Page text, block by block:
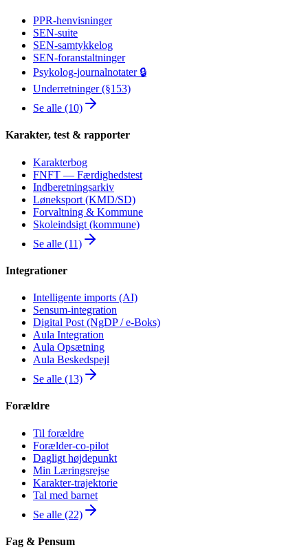
PPR-henvisninger
SEN-suite
SEN-samtykkelog
SEN-foranstaltninger
Psykolog-journalnotater 🔒
Underretninger (§153)
Se alle (10)
Karakter, test & rapporter
Karakterbog
FNFT — Færdighedstest
Indberetningsarkiv
Løneksport (KMD/SD)
Forvaltning & Kommune
Skoleindsigt (kommune)
Se alle (11)
Integrationer
Intelligente imports (AI)
Sensum-integration
Digital Post (NgDP / e-Boks)
Aula Integration
Aula Opsætning
Aula Beskedspejl
Se alle (13)
Forældre
Til forældre
Forælder-co-pilot
Dagligt højdepunkt
Min Læringsrejse
Karakter-trajektorie
Tal med barnet
Se alle (22)
Fag & Pensum